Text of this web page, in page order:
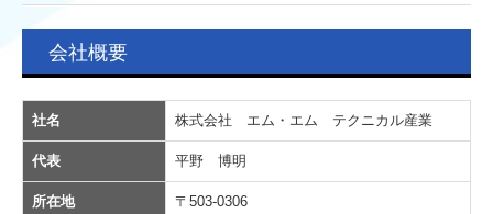
会社概要
社名 株式会社 エム・エム テクニカル産業
代表 平野 博明
所在地
〒503-0306